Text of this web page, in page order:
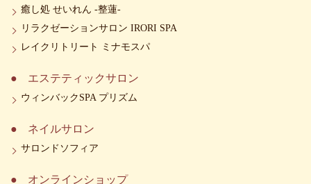
癒し処 せいれん -整蓮-
リラクゼーションサロン IRORI SPA
レイクリトリート ミナモスパ
エステティックサロン
ウィンバックSPA プリズム
ネイルサロン
サロンドソフィア
オンラインショップ